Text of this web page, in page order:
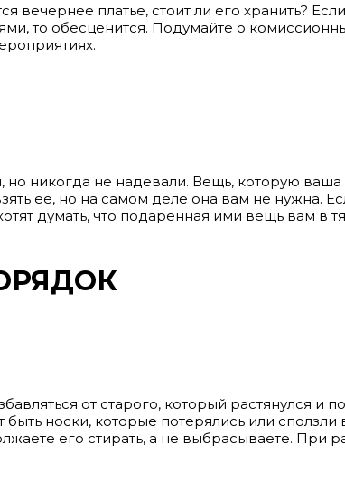
платье, стоит ли его хранить?
то обесценится. Подумайте о
никогда не надевали. Вещь, которую
ее, но на самом деле она вам не нужна.
думать, что подаренная ими вещь вам в
от старого, который растянулся и
носки, которые потерялись или сползли
его стирать, а не выбрасываете. При